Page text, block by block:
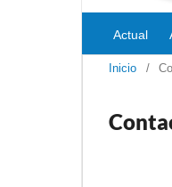
Actual
Inicio /